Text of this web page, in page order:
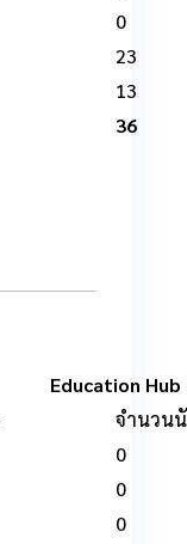
0
23
13
36
Education Hub
จำนวน
0
0
0